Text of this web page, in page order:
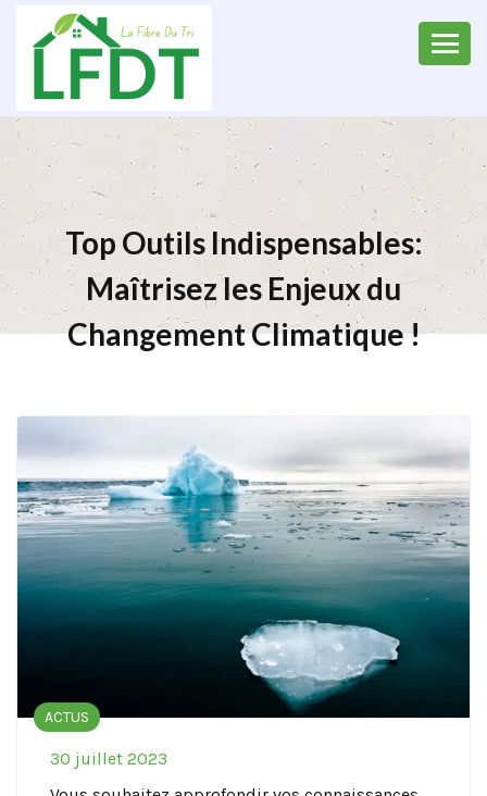
Top Outils Indispensables:
Maîtrisez les Enjeux du
Changement Climatique !
ACTUS
30 juillet 2023